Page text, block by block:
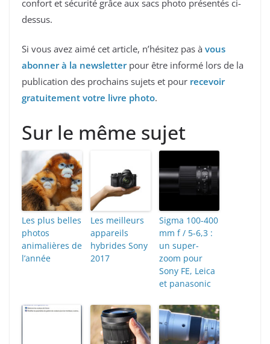
confort et sécurité grâce aux sacs photo présentés ci-
dessus.
Si vous avez aimé cet article, n’hésitez pas à vous
abonner à la newsletterpour être informé lors de la
publication des prochains sujets et pour recevoir
gratuitement votre livre photo.
Sur le même sujet
Les plus belles
photos
animalières de
l’année
Les meilleurs
appareils
hybrides Sony
2017
Sigma 100-400
mm f / 5-6,3 :
un super-
zoom pour
Sony FE, Leica
et panasonic